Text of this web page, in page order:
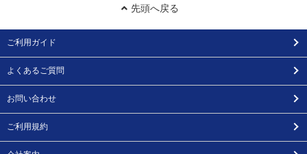
先頭へ戻る
ご利用ガイド
よくあるご質問
お問い合わせ
ご利用規約